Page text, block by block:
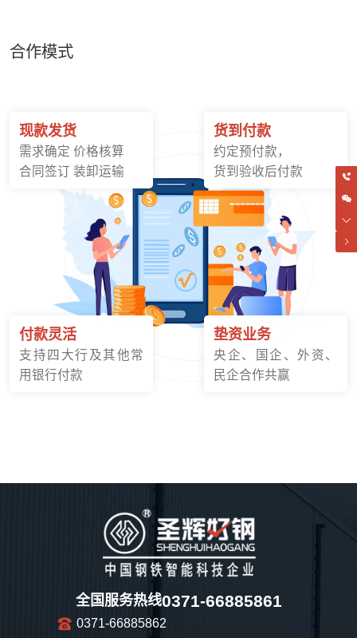
合作模式
现款发货
需求确定 价格核算
合同签订 装卸运输
付款灵活
支持四大行及其他常
用银行付款
货到付款
约定预付款，
货到验收后付款
垫资业务
央企、国企、外资、
民企合作共赢
全国服务热线0371-66885861
0371-66885862